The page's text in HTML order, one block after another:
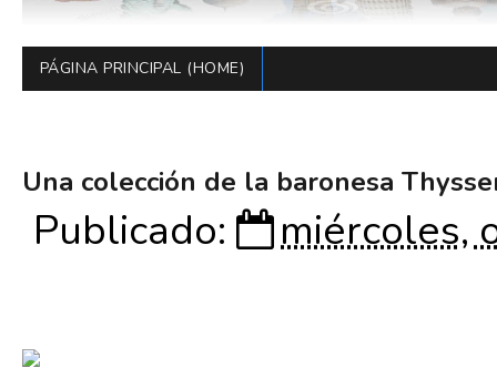
PÁGINA PRINCIPAL (HOME)
Una colección de la baronesa
Publicado: miércoles,